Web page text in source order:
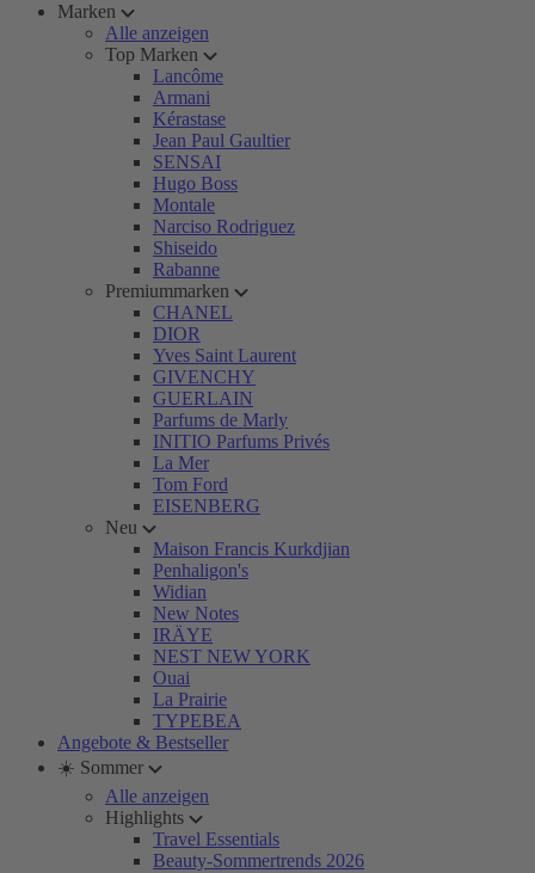
Marken
Alle anzeigen
Top Marken
Lancôme
Armani
Kérastase
Jean Paul Gaultier
SENSAI
Hugo Boss
Montale
Narciso Rodriguez
Shiseido
Rabanne
Premiummarken
CHANEL
DIOR
Yves Saint Laurent
GIVENCHY
GUERLAIN
Parfums de Marly
INITIO Parfums Privés
La Mer
Tom Ford
EISENBERG
Neu
Maison Francis Kurkdjian
Penhaligon's
Widian
New Notes
IRÄYE
NEST NEW YORK
Ouai
La Prairie
TYPEBEA
Angebote & Bestseller
☀️ Sommer
Alle anzeigen
Highlights
Travel Essentials
Beauty-Sommertrends 2026